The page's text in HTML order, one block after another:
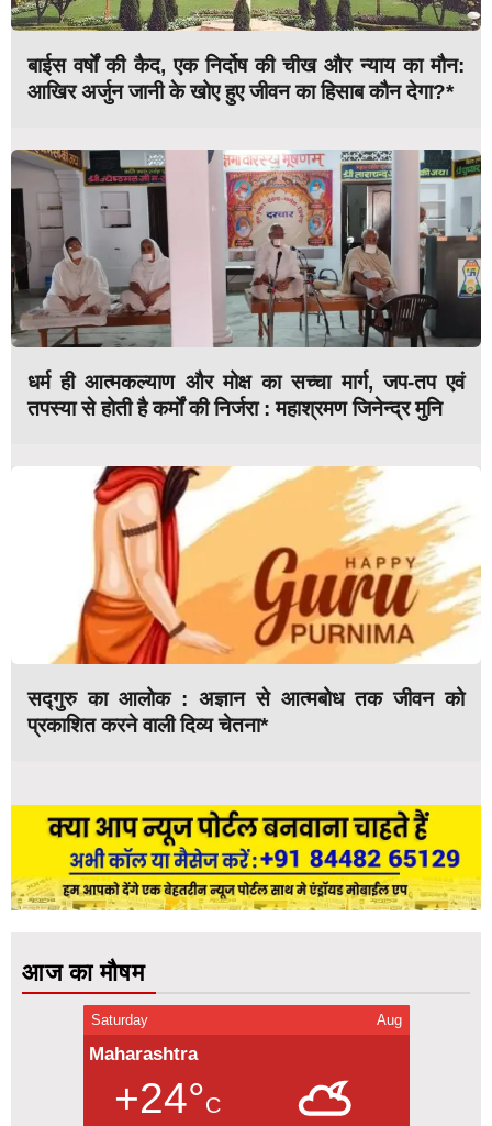
बाईस वर्षों की कैद, एक निर्दोष की चीख और न्याय का मौन:
आखिर अर्जुन जानी के खोए हुए जीवन का हिसाब कौन देगा?*
धर्म ही आत्मकल्याण और मोक्ष का सच्चा मार्ग, जप-तप एवं
तपस्या से होती है कर्मों की निर्जरा : महाश्रमण जिनेन्द्र मुनि
सद्गुरु का आलोक : अज्ञान से आत्मबोध तक जीवन को
प्रकाशित करने वाली दिव्य चेतना*
आज का मौषम
Saturday Aug
Maharashtra
+24°C